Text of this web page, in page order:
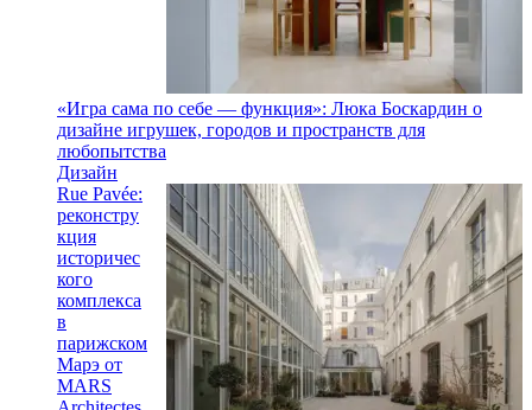
«Игра сама по себе — функция»: Люка Боскардин о
дизайне игрушек, городов и пространств для
любопытства
Дизайн
Rue Pavée:
реконстру
кция
историчес
кого
комплекса
в
парижском
Марэ от
MARS